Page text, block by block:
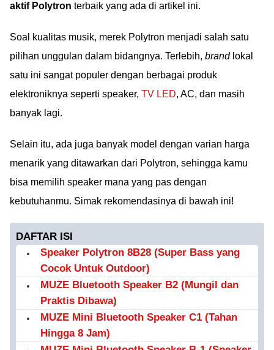
aktif Polytron terbaik yang ada di artikel ini.
Soal kualitas musik, merek Polytron menjadi salah satu
pilihan unggulan dalam bidangnya. Terlebih, brandlokal
satu ini sangat populer dengan berbagai produk
elektroniknya seperti speaker, TV LED, AC, dan masih
banyak lagi.
Selain itu, ada juga banyak model dengan varian harga
menarik yang ditawarkan dari Polytron, sehingga kamu
bisa memilih speaker mana yang pas dengan
kebutuhanmu. Simak rekomendasinya di bawah ini!
DAFTAR ISI
Speaker Polytron 8B28 (Super Bass yang
Cocok Untuk Outdoor)
MUZE Bluetooth Speaker B2 (Mungil dan
Praktis Dibawa)
MUZE Mini Bluetooth Speaker C1 (Tahan
Hingga 8 Jam)